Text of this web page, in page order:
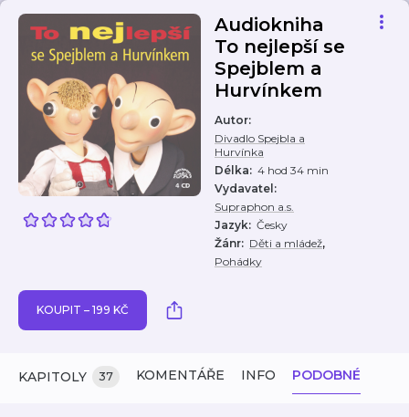
Audiokniha
To nejlepší se
Spejblem a
Hurvínkem
Autor:
Divadlo Spejbla a
Hurvínka
Délka: 4 hod 34 min
Vydavatel :
Supraphon a.s.
Jazyk: Česky
Žánr: Děti a mládež,
Pohádky
KOUPIT – 199 KČ
KAPITOLY 37 KOMENTÁŘE INFO PODOBNÉ